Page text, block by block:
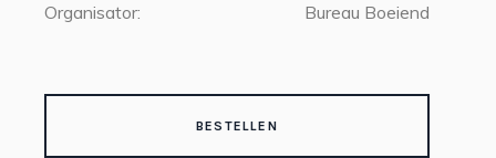
Organisator:
Bureau Boeiend
BESTELLEN